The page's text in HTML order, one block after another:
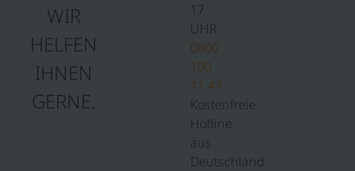
WIR
HELFEN
IHNEN
GERNE.
17
UHR
0800
100
11 47
Kostenfreie
Hotline
aus
Deutschland